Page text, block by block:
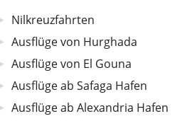
Nilkreuzfahrten
Ausflüge von Hurghada
Ausflüge von El Gouna
Ausflüge ab Safaga Hafen
Ausflüge ab Alexandria Hafen